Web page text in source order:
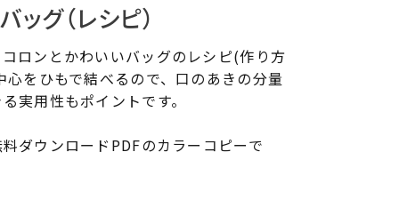
ッグ（レシピ）
ロンとかわいいバッグのレシピ(作り方
心をひもで結べるので、口のあきの分量
実用性もポイントです。
ダウンロードPDFのカラーコピーで